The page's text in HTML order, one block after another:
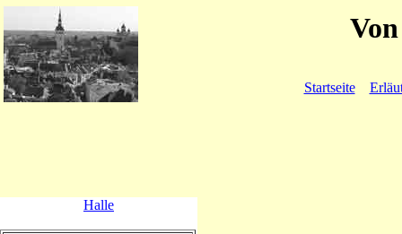
Startseite
Halle